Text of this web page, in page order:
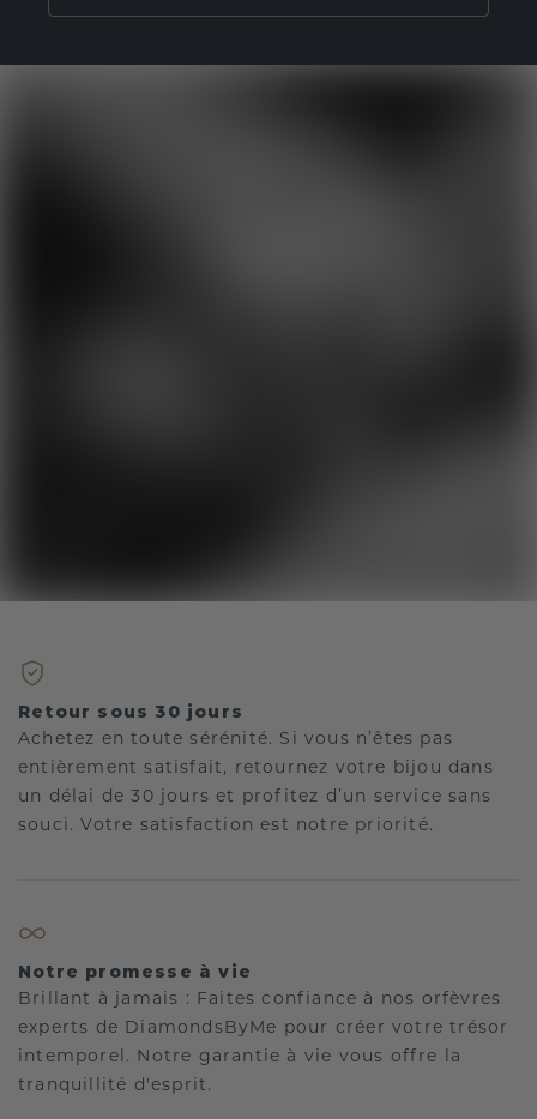
Retour sous 30 jours
Achetez en toute sérénité. Si vous n’êtes pas
entièrement satisfait, retournez votre bijou dans
un délai de 30 jours et profitez d’un service sans
souci. Votre satisfaction est notre priorité.
Notre promesse à vie
Brillant à jamais : Faites confiance à nos orfèvres
experts de DiamondsByMe pour créer votre trésor
intemporel. Notre garantie à vie vous offre la
tranquillité d'esprit.